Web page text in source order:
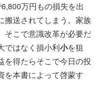
万円もの損失を出
搬送されてしまう。家族
そこで意識改革が必要だ
ではなく損小利小を狙
を得たらそこで今日の投
を本書によって啓蒙す